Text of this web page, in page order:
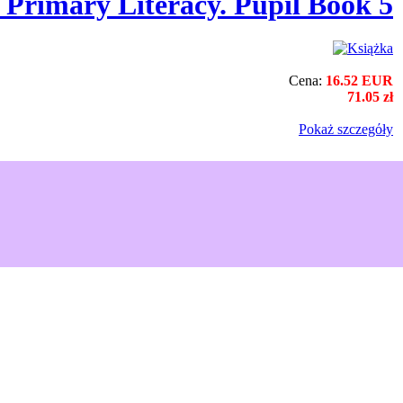
Cena: 16.52 EUR
71.05 zł
Pokaż szczegόły